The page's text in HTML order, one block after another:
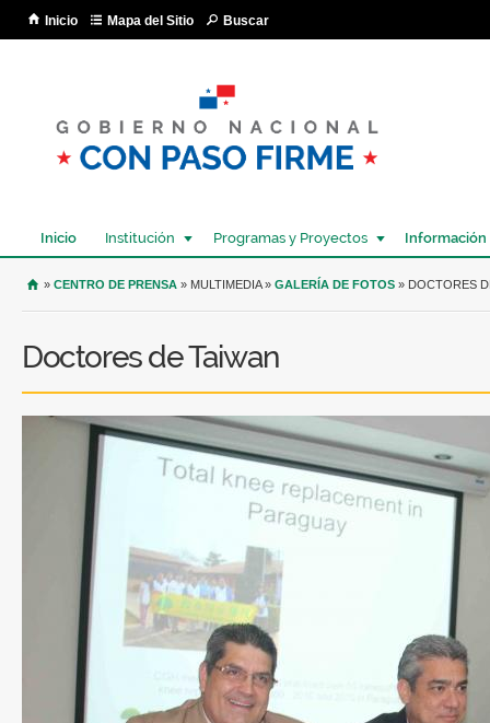
Inicio Mapa del Sitio Buscar
Inicio Institución Programas y Proyectos Información
USTED SE ENCUENTRA AQUÍ
» CENTRO DE PRENSA » MULTIMEDIA » GALERÍA DE FOTOS » DOCTORES
Doctores de Taiwan